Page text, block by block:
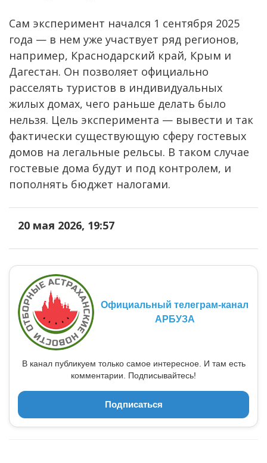
Сам эксперимент начался 1 сентября 2025
года — в нем уже участвует ряд регионов,
например, Краснодарский край, Крым и
Дагестан. Он позволяет официально
расселять туристов в индивидуальных
жилых домах, чего раньше делать было
нельзя. Цель эксперимента — вывести и так
фактически существующую сферу гостевых
домов на легальные рельсы. В таком случае
гостевые дома будут и под контролем, и
пополнять бюджет налогами.
20 мая 2026, 19:57
Официальный телеграм-канал
АРБУЗА
В канал публикуем только самое интересное. И там есть
комментарии. Подписывайтесь!
Подписаться